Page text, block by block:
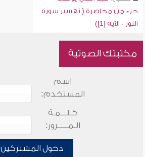
جزء من محاضرة ( تفسير سورة
النور - الآية [1])
مكتبتك الصوتية
اسم
المستخدم:
كـلـــمـة
الـمـــــرور:
دخول المشتركين